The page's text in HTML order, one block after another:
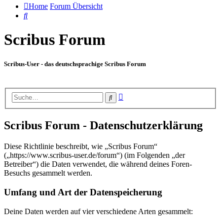
Home Forum Übersicht
Suche
Scribus Forum
Scribus-User - das deutschsprachige Scribus Forum
Suche
Scribus Forum - Datenschutzerklärung
Diese Richtlinie beschreibt, wie „Scribus Forum“
(„https://www.scribus-user.de/forum“) (im Folgenden „der
Betreiber“) die Daten verwendet, die während deines Foren-
Besuchs gesammelt werden.
Umfang und Art der Datenspeicherung
Deine Daten werden auf vier verschiedene Arten gesammelt: